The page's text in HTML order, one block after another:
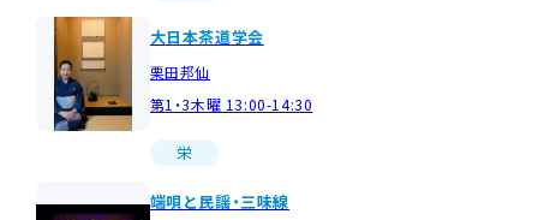
大日本茶道学会
栗田邦仙
第1・3木曜 13:00-14:30
栄
端唄と民謡・三味線